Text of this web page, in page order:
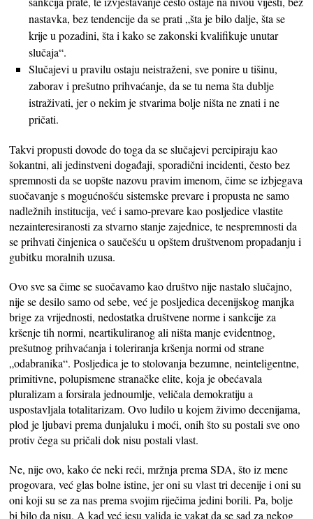
nastavka, bez tendencije da se prati „šta je bilo dalje, šta se
krije u pozadini, šta i kako se zakonski kvalifikuje unutar
slučaja“.
Slučajevi u pravilu ostaju neistraženi, sve ponire u tišinu,
zaborav i prešutno prihvaćanje, da se tu nema šta dublje
istraživati, jer o nekim je stvarima bolje ništa ne znati i ne
pričati.
Takvi propusti dovode do toga da se slučajevi percipiraju kao
šokantni, ali jedinstveni događaji, sporadični incidenti, često bez
spremnosti da se uopšte nazovu pravim imenom, čime se izbjegava
suočavanje s mogućnošću sistemske prevare i propusta ne samo
nadležnih institucija, već i samo-prevare kao posljedice vlastite
nezainteresiranosti za stvarno stanje zajednice, te nespremnosti da
se prihvati činjenica o saučešću u opštem društvenom propadanju i
gubitku moralnih uzusa.
Ovo sve sa čime se suočavamo kao društvo nije nastalo slučajno,
nije se desilo samo od sebe, već je posljedica decenijskog manjka
brige za vrijednosti, nedostatka društvene norme i sankcije za
kršenje tih normi, neartikuliranog ali ništa manje evidentnog,
prešutnog prihvaćanja i toleriranja kršenja normi od strane
„odabranika“. Posljedica je to stolovanja bezumne, neinteligentne,
primitivne, polupismene stranačke elite, koja je obećavala
pluralizam a forsirala jednoumlje, veličala demokratiju a
uspostavljala totalitarizam. Ovo ludilo u kojem živimo decenijama,
plod je ljubavi prema dunjaluku i moći, onih što su postali sve ono
protiv čega su pričali dok nisu postali vlast.
Ne, nije ovo, kako će neki reći, mržnja prema SDA, što iz mene
progovara, već glas bolne istine, jer oni su vlast tri decenije i oni su
oni koji su se za nas prema svojim riječima jedini borili. Pa, bolje
bi bilo da nisu. A kad već jesu valjda je vakat da se sad za nekog